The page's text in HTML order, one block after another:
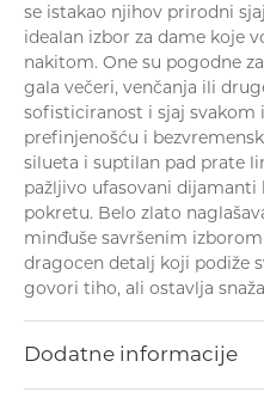
Ogrlice
Narukvice
se istakao njihov prirodni
idealan izbor za dame koje
nakitom. One su pogodne
gala večeri, venčanja ili
sofisticiranost i sjaj svakom
prefinjenošću i
silueta i suptilan pad prate
pažljivo ufasovani
pokretu. Belo zlato
minđuše savršenim
dragocen detalj koji podiže
govori tiho, ali ostavlja
Dodatne informacije